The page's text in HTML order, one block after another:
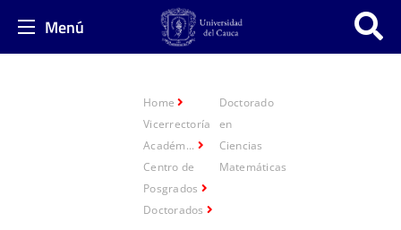
Menú
Home
Vicerrectoría
Académ...
Centro de
Posgrados
Doctorados
Doctorado
en
Ciencias
Matemáticas